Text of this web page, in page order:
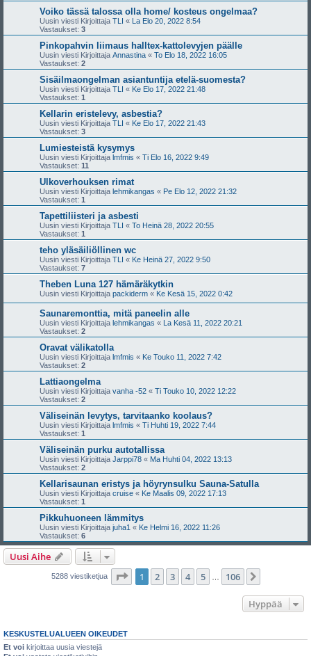
Voiko tässä talossa olla home/ kosteus ongelmaa?
Uusin viesti Kirjoittaja TLI « La Elo 20, 2022 8:54
Vastaukset: 3
Pinkopahvin liimaus halltex-kattolevyjen päälle
Uusin viesti Kirjoittaja Annastina « To Elo 18, 2022 16:05
Vastaukset: 2
Sisäilmaongelman asiantuntija etelä-suomesta?
Uusin viesti Kirjoittaja TLI « Ke Elo 17, 2022 21:48
Vastaukset: 1
Kellarin eristelevy, asbestia?
Uusin viesti Kirjoittaja TLI « Ke Elo 17, 2022 21:43
Vastaukset: 3
Lumiesteistä kysymys
Uusin viesti Kirjoittaja lmfmis « Ti Elo 16, 2022 9:49
Vastaukset: 11
Ulkoverhouksen rimat
Uusin viesti Kirjoittaja lehmikangas « Pe Elo 12, 2022 21:32
Vastaukset: 1
Tapettiliisteri ja asbesti
Uusin viesti Kirjoittaja TLI « To Heinä 28, 2022 20:55
Vastaukset: 1
teho yläsäiliöllinen wc
Uusin viesti Kirjoittaja TLI « Ke Heinä 27, 2022 9:50
Vastaukset: 7
Theben Luna 127 hämäräkytkin
Uusin viesti Kirjoittaja packiderm « Ke Kesä 15, 2022 0:42
Saunaremonttia, mitä paneelin alle
Uusin viesti Kirjoittaja lehmikangas « La Kesä 11, 2022 20:21
Vastaukset: 2
Oravat välikatolla
Uusin viesti Kirjoittaja lmfmis « Ke Touko 11, 2022 7:42
Vastaukset: 2
Lattiaongelma
Uusin viesti Kirjoittaja vanha -52 « Ti Touko 10, 2022 12:22
Vastaukset: 2
Väliseinän levytys, tarvitaanko koolaus?
Uusin viesti Kirjoittaja lmfmis « Ti Huhti 19, 2022 7:44
Vastaukset: 1
Väliseinän purku autotallissa
Uusin viesti Kirjoittaja Jarppi78 « Ma Huhti 04, 2022 13:13
Vastaukset: 2
Kellarisaunan eristys ja höyrynsulku Sauna-Satulla
Uusin viesti Kirjoittaja cruise « Ke Maalis 09, 2022 17:13
Vastaukset: 1
Pikkuhuoneen lämmitys
Uusin viesti Kirjoittaja juha1 « Ke Helmi 16, 2022 11:26
Vastaukset: 6
Uusi Aihe
5288 viestiketjua Sivu /106
1 2 3 4 5 106
Hyppää
KESKUSTELUALUEEN OIKEUDET
Et voi kirjoittaa uusia viestejä